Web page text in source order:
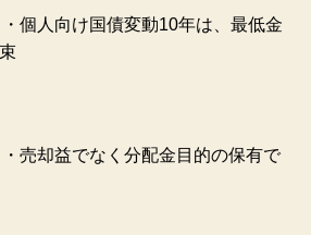
個人向け国債変動10年は、最低金
売却益でなく分配金目的の保有で